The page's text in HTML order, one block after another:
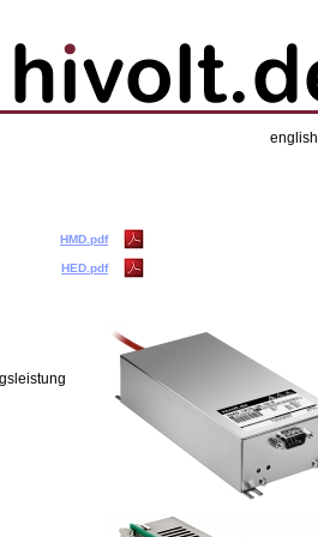
english
HMD.pdf
HED.pdf